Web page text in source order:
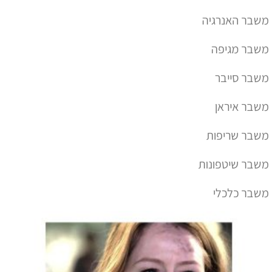
משבר האנרגיה
משבר מגיפה
משבר סייבר
משבר איראן
משבר שריפות
משבר שיטפונות
משבר כלכלי